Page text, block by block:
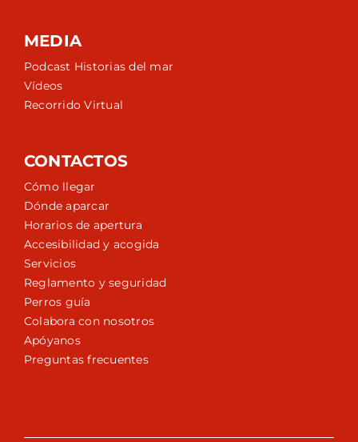
MEDIA
Podcast Historias del mar
Vídeos
Recorrido Virtual
CONTACTOS
Cómo llegar
Dónde aparcar
Horarios de apertura
Accesibilidad y acogida
Servicios
Reglamento y seguridad
Perros guía
Colabora con nosotros
Apóyanos
Preguntas frecuentes